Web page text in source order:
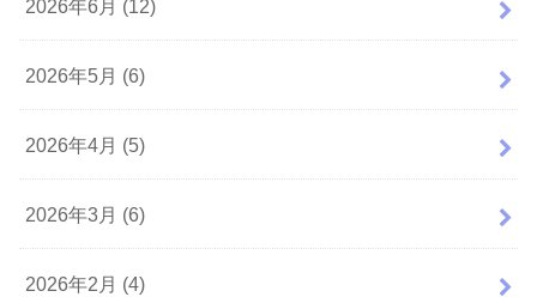
2026年6月 (12)
2026年5月 (6)
2026年4月 (5)
2026年3月 (6)
2026年2月 (4)